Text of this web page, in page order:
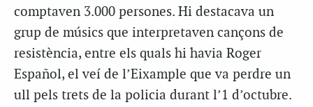
comptaven 3.000 persones. Hi destacava un
grup de músics que interpretaven cançons de
resistència, entre els quals hi havia Roger
Español, el veí de l’Eixample que va perdre un
ull pels trets de la policia durant l’1 d’octubre.